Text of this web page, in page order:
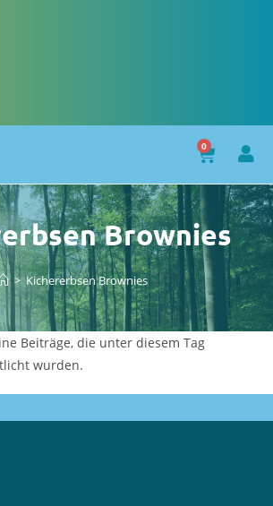
0
Brownies
> Kichererbsen Brownies
Beiträge, die unter diesem Tag
wurden.